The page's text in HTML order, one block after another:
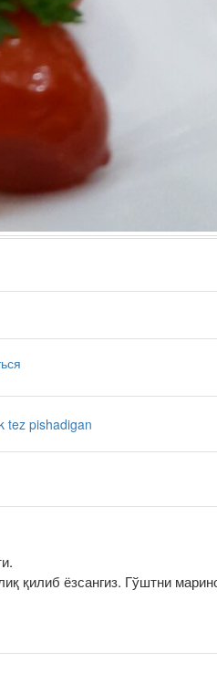
tez pishadigan
қилиб ёзсангиз. Гўштни